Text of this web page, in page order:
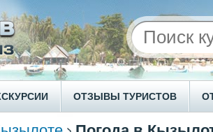
ОТЗЫВЫ ТУРИСТОВ